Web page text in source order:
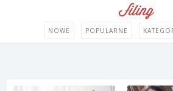
NOWE POPULARNE